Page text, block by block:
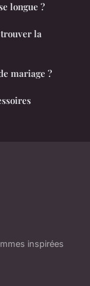
longue ?
la
mariage ?
inspirées